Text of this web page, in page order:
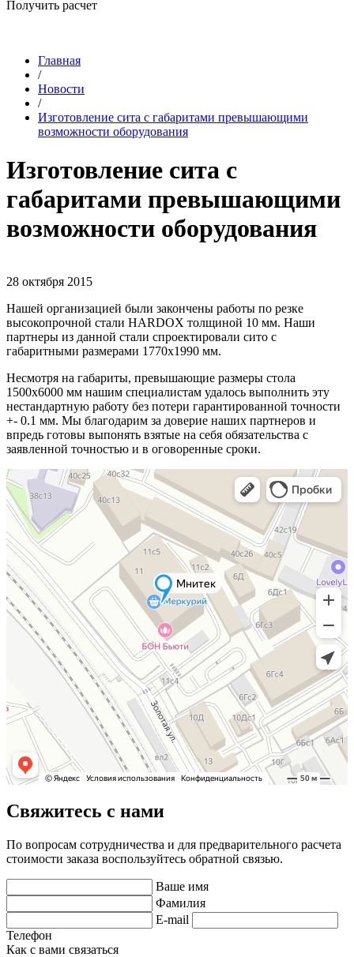
Получить расчет
Главная
/
Новости
/
Изготовление сита с габаритами превышающими
возможности оборудования
Изготовление сита с
габаритами превышающими
возможности оборудования
28 октября 2015
Нашей организацией были закончены работы по резке
высокопрочной стали HARDOX толщиной 10 мм. Наши
партнеры из данной стали спроектировали сито с
габаритными размерами 1770х1990 мм.
Несмотря на габариты, превышающие размеры стола
1500х6000 мм нашим специалистам удалось выполнить эту
нестандартную работу без потери гарантированной точности
+- 0.1 мм. Мы благодарим за доверие наших партнеров и
впредь готовы выпонять взятые на себя обязательства с
заявленной точностью и в оговоренные сроки.
Свяжитесь с нами
По вопросам сотрудничества и для предварительного расчета
стоимости заказа воспользуйтесь обратной связью.
Ваше имя
Фамилия
E-mail
Телефон
Как с вами связаться